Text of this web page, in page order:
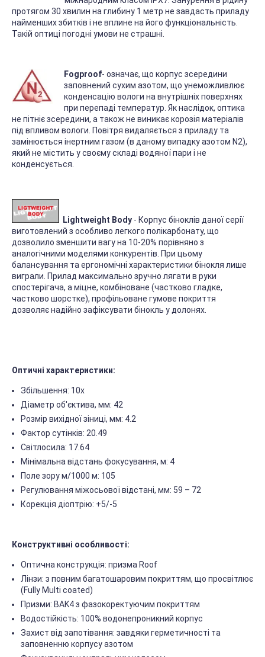
протягом 30 хвилин на глибину 1 метр не завдасть приладу
найменших збитків і не вплине на його функціональність.
Такій оптиці погодні умови не страшні.
Fogproof- означає, що корпус зсередини
заповнений сухим азотом, що унеможливлює
конденсацію вологи на внутрішніх поверхнях
при перепаді температур. Як наслідок, оптика
не пітніє зсередини, а також не виникає корозія матеріалів
під впливом вологи. Повітря видаляється з приладу та
замінюється інертним газом (в даному випадку азотом N2),
який не містить у своєму складі водяної пари і не
конденсується.
Lightweight Body - Корпус біноклів даної серії
виготовлений з особливо легкого полікарбонату, що
дозволило зменшити вагу на 10-20% порівняно з
аналогічними моделями конкурентів. При цьому
балансування та ергономічні характеристики бінокля лише
виграли. Прилад максимально зручно лягати в руки
спостерігача, а міцне, комбіноване (частково гладке,
частково шорстке), профільоване гумове покриття
дозволяє надійно зафіксувати бінокль у долонях.
Оптичні характеристики:
Збільшення: 10x
Діаметр об'єктива, мм: 42
Розмір вихідної зіниці, мм: 4.2
Фактор сутінків: 20.49
Світлосила: 17.64
Мінімальна відстань фокусування, м: 4
Поле зору м/1000 м: 105
Регулювання міжосьової відстані, мм: 59 – 72
Корекція діоптрію: +5/-5
Конструктивні особливості:
Оптична конструкція: призма Roof
Лінзи: з повним багатошаровим покриттям, що просвітлює
(Fully Multi coated)
Призми: BAK4 з фазокоректуючим покриттям
Водостійкість: 100% водонепроникний корпус
Захист від запотівання: завдяки герметичності та
заповненню корпусу азотом